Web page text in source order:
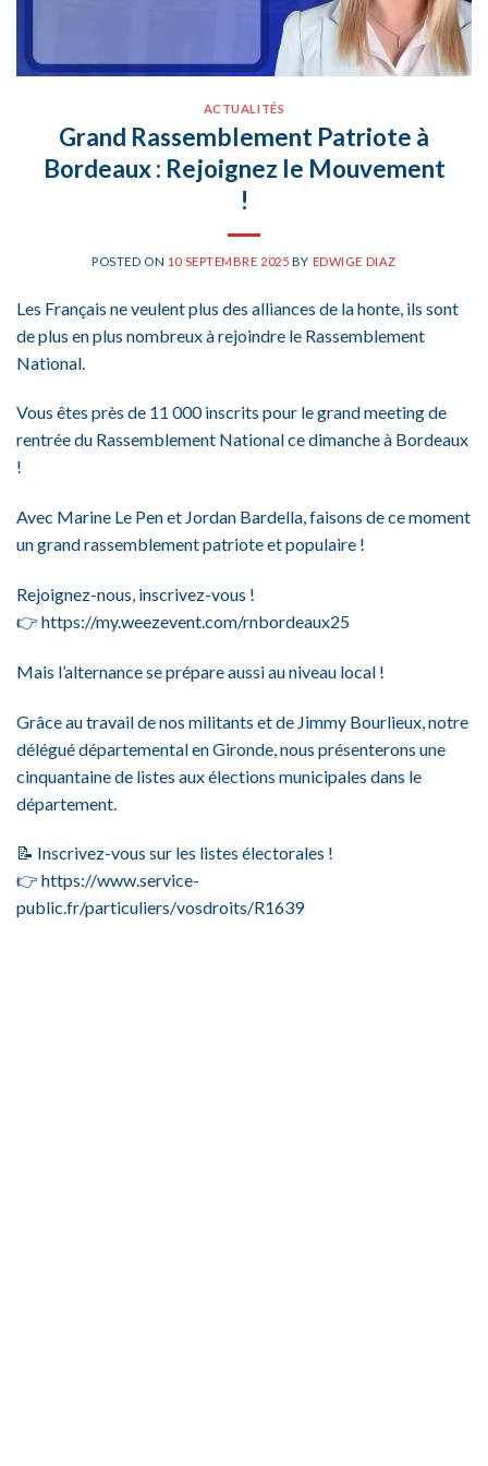
ACTUALITÉS
Grand Rassemblement Patriote à
Bordeaux : Rejoignez le Mouvement
!
POSTED ON 10 SEPTEMBRE 2025 BY EDWIGE DIAZ
Les Français ne veulent plus des alliances de la honte, ils sont
de plus en plus nombreux à rejoindre le Rassemblement
National.
Vous êtes près de 11 000 inscrits pour le grand meeting de
rentrée du Rassemblement National ce dimanche à Bordeaux
!
Avec Marine Le Pen et Jordan Bardella, faisons de ce moment
un grand rassemblement patriote et populaire !
Rejoignez-nous, inscrivez-vous !
👉 https://my.weezevent.com/rnbordeaux25
Mais l’alternance se prépare aussi au niveau local !
Grâce au travail de nos militants et de Jimmy Bourlieux, notre
délégué départemental en Gironde, nous présenterons une
cinquantaine de listes aux élections municipales dans le
département.
📝 Inscrivez-vous sur les listes électorales !
👉 https://www.service-
public.fr/particuliers/vosdroits/R1639